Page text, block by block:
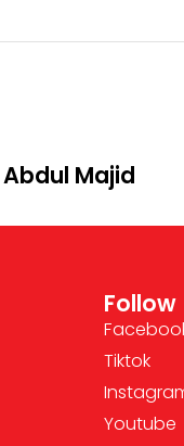
Majid
Follow
Tiktok
Youtube